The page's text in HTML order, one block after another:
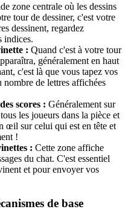
zone centrale où les dessins
tour de dessiner, c'est votre
dessinent, regardez
indices.
: Quand c'est à votre tour
généralement en haut
c'est là que vous tapez vos
de lettres affichées
scores : Généralement sur
les joueurs dans la pièce et
œil sur celui qui est en tête et
!
: Cette zone affiche
du chat. C'est essentiel
et pour envoyer vos
de base